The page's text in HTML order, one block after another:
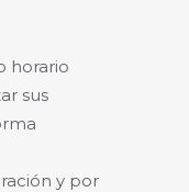
horario
sus
y por